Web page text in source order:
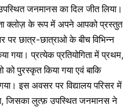
जनमानस का दिल जीत लिया।
क्लोज़ के रूप में अपने आपको प्रस्तुत
पर छात्र-छात्राओ के बीच विभिन्न
गया। प्रत्येक प्रतियोगिता में प्रथम,
को पुरस्कृत किया गया एवं बाकि
गया। इस अवसर पर विद्यालय परिसर में
जिसका लुत्फ़ उपस्थित जनमानस ने